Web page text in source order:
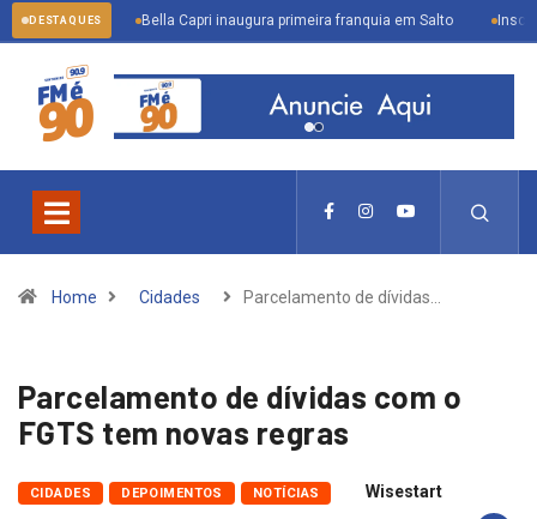
DESTAQUES
Bella Capri inaugura primeira franquia em Salto Inscrições
Home Cidades Parcelamento de dívidas…
Parcelamento de dívidas com o
FGTS tem novas regras
CIDADES DEPOIMENTOS NOTÍCIAS
Wisestart